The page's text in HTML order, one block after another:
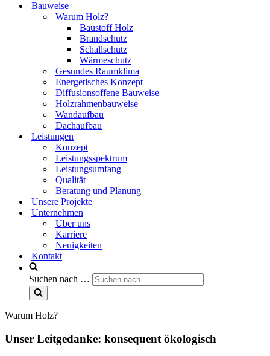
Bauweise
Warum Holz?
Baustoff Holz
Brandschutz
Schallschutz
Wärmeschutz
Gesundes Raumklima
Energetisches Konzept
Diffusionsoffene Bauweise
Holzrahmenbauweise
Wandaufbau
Dachaufbau
Leistungen
Konzept
Leistungsspektrum
Leistungsumfang
Qualität
Beratung und Planung
Unsere Projekte
Unternehmen
Über uns
Karriere
Neuigkeiten
Kontakt
Suchen nach …
Warum Holz?
Unser Leitgedanke: konsequent ökologisch